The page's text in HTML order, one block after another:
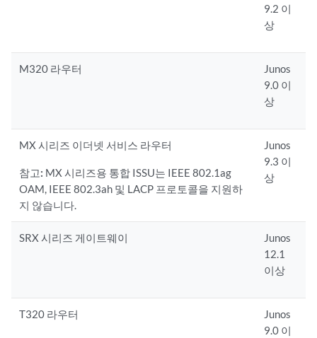
9.2 이
상
M320 라우터
Junos
9.0 이
상
MX 시리즈 이더넷 서비스 라우터
참고: MX 시리즈용 통합 ISSU는 IEEE 802.1ag
OAM, IEEE 802.3ah 및 LACP 프로토콜을 지원하
지 않습니다.
Junos
9.3 이
상
SRX 시리즈 게이트웨이
Junos
12.1
이상
T320 라우터
Junos
9.0 이